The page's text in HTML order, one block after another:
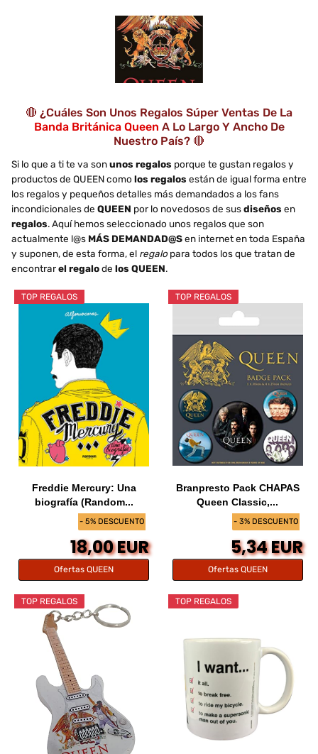
🔴 ¿Cuáles Son Unos Regalos Súper Ventas De La
Banda Británica Queen A Lo Largo Y Ancho De
Nuestro País? 🔴
Si lo que a ti te va sonunos regalos porque te gustan regalos y
productos de QUEEN comolos regalos están de igual forma entre
los regalos y pequeños detalles más demandados a los fans
incondicionales de QUEEN por lo novedosos de susdiseños en
regalos. Aquí hemos seleccionado unos regalos que son
actualmente l@s MÁS DEMANDAD@Sen internet en toda España
y suponen, de esta forma, el regalopara todos los que tratan de
encontrarel regalode los QUEEN.
- 5% DESCUENTO
TOP REGALOS
Freddie Mercury: Una
biografía (Random...
18,00 EUR
Ofertas QUEEN
- 3% DESCUENTO
TOP REGALOS
Branpresto Pack CHAPAS
Queen Classic,...
5,34 EUR
Ofertas QUEEN
TOP REGALOS TOP REGALOS